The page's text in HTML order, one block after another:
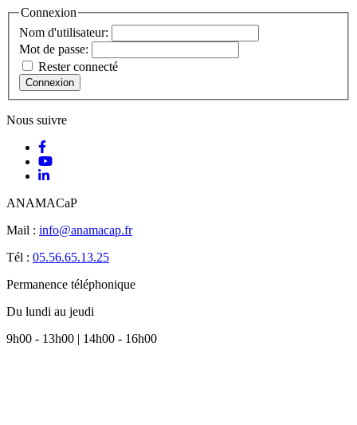
Connexion
Nom d'utilisateur:
Mot de passe:
Rester connecté
Connexion
Nous suivre
ANAMACaP
Mail : info@anamacap.fr
Tél : 05.56.65.13.25
Permanence téléphonique
Du lundi au jeudi
9h00 - 13h00 | 14h00 - 16h00